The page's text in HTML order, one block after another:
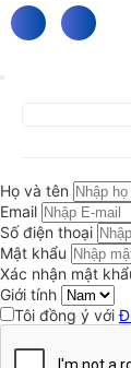
Họ và tên
Email
Số điện thoại
Mật khẩu
Xác nhận mật
Giới tính
Tôi đồng ý với